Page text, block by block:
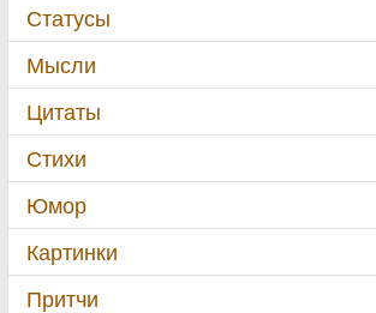
Статусы
Мысли
Цитаты
Стихи
Юмор
Картинки
Притчи